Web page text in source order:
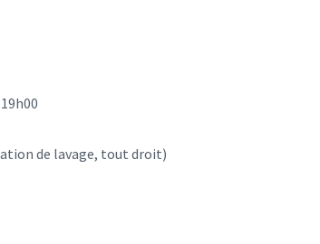
de lavage, tout droit)